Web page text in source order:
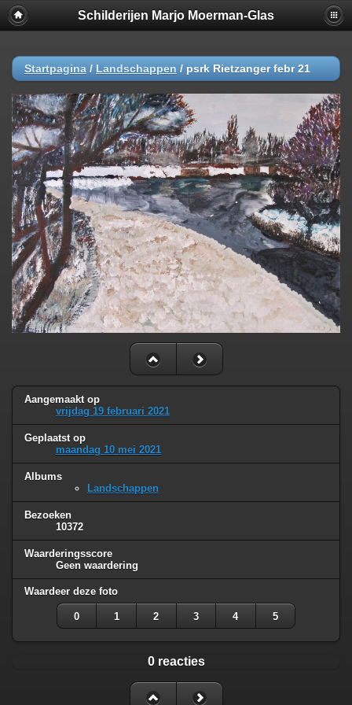
Schilderijen Marjo Moerman-Glas
Startpagina / Landschappen / psrk Rietzanger febr 21
Aangemaakt op
vrijdag 19 februari 2021
Geplaatst op
maandag 10 mei 2021
Albums
Landschappen
Bezoeken
10372
Waarderingsscore
Geen waardering
Waardeer deze foto
0 1 2 3 4 5
0 reacties